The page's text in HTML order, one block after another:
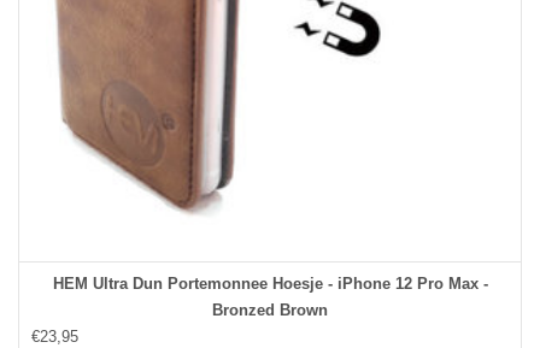
HEM Ultra Dun Portemonnee Hoesje - iPhone 12 Pro Max -
Bronzed Brown
€23,95